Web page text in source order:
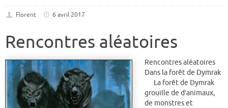
Florent 6 avril 2017
Rencontres aléatoires
Rencontres aléatoires
Dans la forêt de Dymrak
La forêt de Dymrak
grouille de d’animaux,
de monstres et